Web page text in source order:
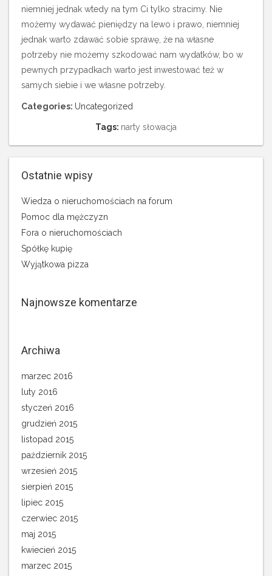
niemniej jednak wtedy na tym Ci tylko stracimy. Nie
możemy wydawać pieniędzy na lewo i prawo, niemniej
jednak warto zdawać sobie sprawę, że na własne
potrzeby nie możemy szkodować nam wydatków, bo w
pewnych przypadkach warto jest inwestować też w
samych siebie i we własne potrzeby.
Categories: Uncategorized
Tags: narty słowacja
Ostatnie wpisy
Wiedza o nieruchomościach na forum
Pomoc dla mężczyzn
Fora o nieruchomościach
Spółkę kupię
Wyjątkowa pizza
Najnowsze komentarze
Archiwa
marzec 2016
luty 2016
styczeń 2016
grudzień 2015
listopad 2015
październik 2015
wrzesień 2015
sierpień 2015
lipiec 2015
czerwiec 2015
maj 2015
kwiecień 2015
marzec 2015